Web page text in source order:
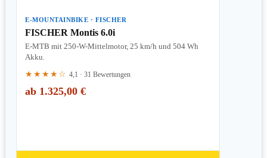
E-MOUNTAINBIKE · FISCHER
FISCHER Montis 6.0i
E-MTB mit 250-W-Mittelmotor, 25 km/h und 504 Wh
Akku.
★★★★☆ 4,1 · 31 Bewertungen
ab 1.325,00 €